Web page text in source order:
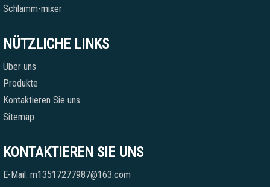
Schlamm-mixer
NÜTZLICHE LINKS
Über uns
Produkte
Kontaktieren Sie uns
Sitemap
KONTAKTIEREN SIE UNS
E-Mail: m13517277987@163.com